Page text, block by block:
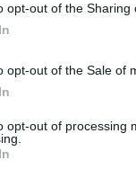
opt-out of the Sharing
opt-out of the Sale of
opt-out of processing